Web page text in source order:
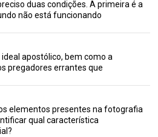
duas condições. A primeira é a
não está funcionando
apostólico, bem como a
pregadores errantes que
elementos presentes na fotografia
qual característica